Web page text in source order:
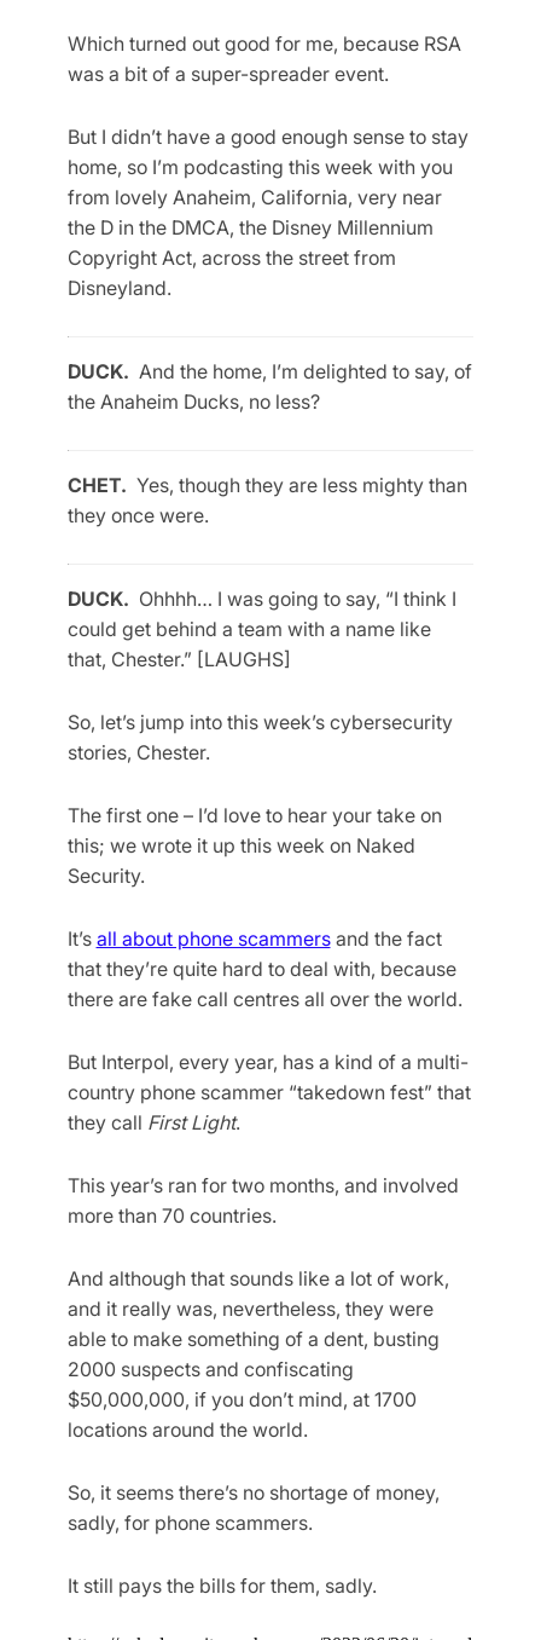
Which turned out good for me, because RSA
was a bit of a super-spreader event.
But I didn’t have a good enough sense to stay
home, so I’m podcasting this week with you
from lovely Anaheim, California, very near
the D in the DMCA, the Disney Millennium
Copyright Act, across the street from
Disneyland.
DUCK. And the home, I’m delighted to say, of
the Anaheim Ducks, no less?
CHET. Yes, though they are less mighty than
they once were.
DUCK. Ohhhh… I was going to say, “I think I
could get behind a team with a name like
that, Chester.” [LAUGHS]
So, let’s jump into this week’s cybersecurity
stories, Chester.
The first one – I’d love to hear your take on
this; we wrote it up this week on Naked
Security.
It’s all about phone scammersand the fact
that they’re quite hard to deal with, because
there are fake call centres all over the world.
But Interpol, every year, has a kind of a multi-
country phone scammer “takedown fest” that
they call First Light.
This year’s ran for two months, and involved
more than 70 countries.
And although that sounds like a lot of work,
and it really was, nevertheless, they were
able to make something of a dent, busting
2000 suspects and confiscating
$50,000,000, if you don’t mind, at 1700
locations around the world.
So, it seems there’s no shortage of money,
sadly, for phone scammers.
It still pays the bills for them, sadly.